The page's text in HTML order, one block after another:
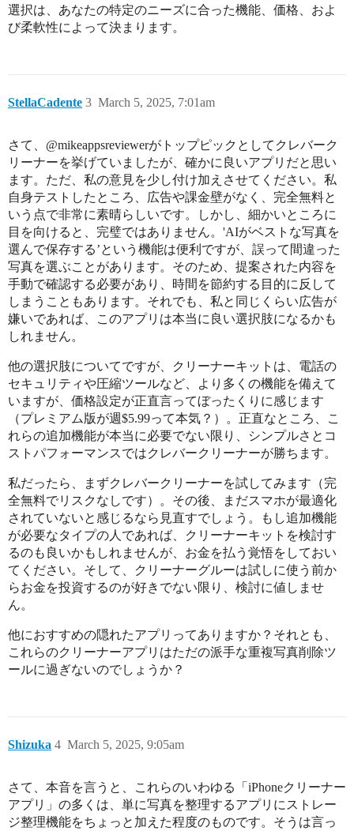
選択は、あなたの特定のニーズに合った機能、価格、およ
び柔軟性によって決まります。
StellaCadente March 5, 2025, 7:01am
3
さて、@mikeappsreviewerがトップピックとしてクレバーク
リーナーを挙げていましたが、確かに良いアプリだと思い
ます。ただ、私の意見を少し付け加えさせてください。私
自身テストしたところ、広告や課金壁がなく、完全無料と
いう点で非常に素晴らしいです。しかし、細かいところに
目を向けると、完璧ではありません。'AIがベストな写真を
選んで保存する’という機能は便利ですが、誤って間違った
写真を選ぶことがあります。そのため、提案された内容を
手動で確認する必要があり、時間を節約する目的に反して
しまうこともあります。それでも、私と同じくらい広告が
嫌いであれば、このアプリは本当に良い選択肢になるかも
しれません。
他の選択肢についてですが、クリーナーキットは、電話の
セキュリティや圧縮ツールなど、より多くの機能を備えて
いますが、価格設定が正直言ってぼったくりに感じます
（プレミアム版が週$5.99って本気？）。正直なところ、こ
れらの追加機能が本当に必要でない限り、シンプルさとコ
ストパフォーマンスではクレバークリーナーが勝ちます。
私だったら、まずクレバークリーナーを試してみます（完
全無料でリスクなしです）。その後、まだスマホが最適化
されていないと感じるなら見直すでしょう。もし追加機能
が必要なタイプの人であれば、クリーナーキットを検討す
るのも良いかもしれませんが、お金を払う覚悟をしておい
てください。そして、クリーナーグルーは試しに使う前か
らお金を投資するのが好きでない限り、検討に値しませ
ん。
他におすすめの隠れたアプリってありますか？それとも、
これらのクリーナーアプリはただの派手な重複写真削除ツ
ールに過ぎないのでしょうか？
Shizuka March 5, 2025, 9:05am
4
さて、本音を言うと、これらのいわゆる「iPhoneクリーナー
アプリ」の多くは、単に写真を整理するアプリにストレー
ジ整理機能をちょっと加えた程度のものです。そうは言っ